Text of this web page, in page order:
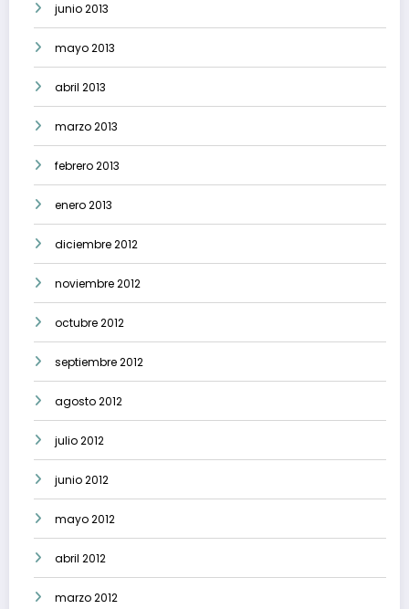
junio 2013
mayo 2013
abril 2013
marzo 2013
febrero 2013
enero 2013
diciembre 2012
noviembre 2012
octubre 2012
septiembre 2012
agosto 2012
julio 2012
junio 2012
mayo 2012
abril 2012
marzo 2012